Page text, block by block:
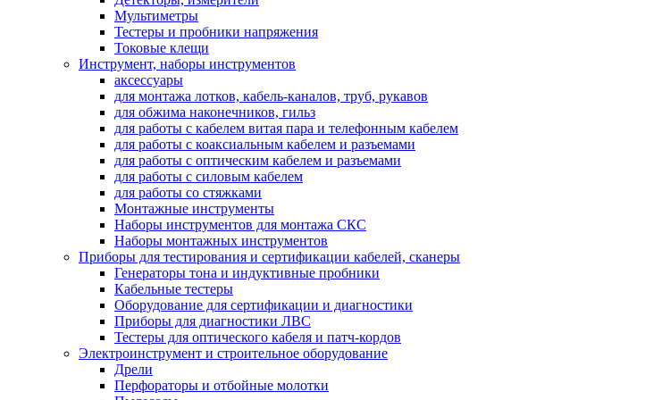
Мультиметры
Тестеры и пробники напряжения
Токовые клещи
Инструмент, наборы инструментов
аксессуары
для монтажа лотков, кабель-каналов, труб, рукавов
для обжима наконечников, гильз
для работы с кабелем витая пара и телефонным кабелем
для работы с коаксиальным кабелем и разъемами
для работы с оптическим кабелем и разъемами
для работы с силовым кабелем
для работы со стяжками
Монтажные инструменты
Наборы инструментов для монтажа СКС
Наборы монтажных инструментов
Приборы для тестирования и сертификации кабелей, сканеры
Генераторы тона и индуктивные пробники
Кабельные тестеры
Оборудование для сертификации и диагностики
Приборы для диагностики ЛВС
Тестеры для оптического кабеля и патч-кордов
Электроинструмент и строительное оборудование
Дрели
Перфораторы и отбойные молотки